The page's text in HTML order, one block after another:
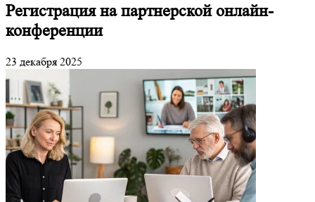
Регистрация на партнерской онлайн-
конференции
23 декабря 2025